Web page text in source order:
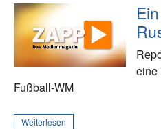
eine
Fußball-WM
Weiterlesen